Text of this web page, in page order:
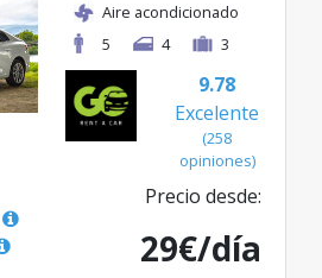
Aire acondicionado
5
4 3
9.78
Excelente
(258
opiniones)
Precio desde:
29€/día